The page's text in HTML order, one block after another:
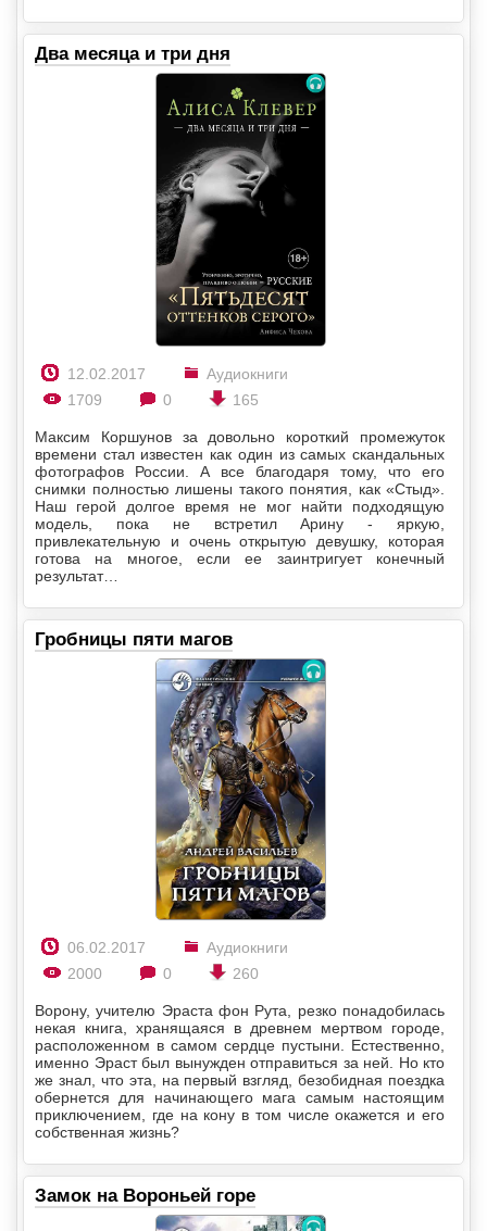
Два месяца и три дня
12.02.2017
Аудиокниги
1709
0 165
Максим Коршунов за довольно короткий промежуток
времени стал известен как один из самых скандальных
фотографов России. А все благодаря тому, что его
снимки полностью лишены такого понятия, как «Стыд».
Наш герой долгое время не мог найти подходящую
модель, пока не встретил Арину - яркую,
привлекательную и очень открытую девушку, которая
готова на многое, если ее заинтригует конечный
результат…
Гробницы пяти магов
06.02.2017
Аудиокниги
2000
0 260
Ворону, учителю Эраста фон Рута, резко понадобилась
некая книга, хранящаяся в древнем мертвом городе,
расположенном в самом сердце пустыни. Естественно,
именно Эраст был вынужден отправиться за ней. Но кто
же знал, что эта, на первый взгляд, безобидная поездка
обернется для начинающего мага самым настоящим
приключением, где на кону в том числе окажется и его
собственная жизнь?
Замок на Вороньей горе